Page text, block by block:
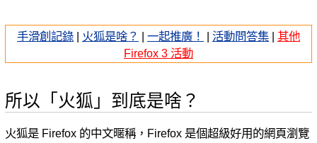
手滑創記錄 | 火狐是啥？ | 一起推廣！ | 活動問答集 | 其他
Firefox 3 活動
所以「火狐」到底是啥？
火狐是 Firefox 的中文暱稱，Firefox 是個超級好用的網頁瀏覽